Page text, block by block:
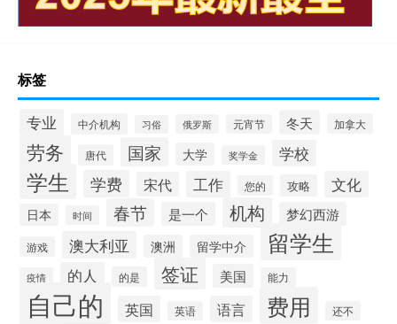
标签
专业 中介机构 习俗 俄罗斯 元宵节 冬天 加拿大
劳务 唐代 国家 大学 奖学金 学校
学生 学费 宋代 工作 您的 攻略 文化
日本 时间 春节 是一个 机构 梦幻西游
游戏 澳大利亚 澳洲 留学中介 留学生
疫情 的人 的是 签证 美国 能力
自己的 英国 英语 语言 费用 还不